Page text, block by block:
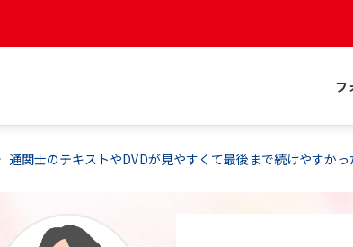
フ
通関士のテキストやDVDが見やすくて最後まで続けやすかっ